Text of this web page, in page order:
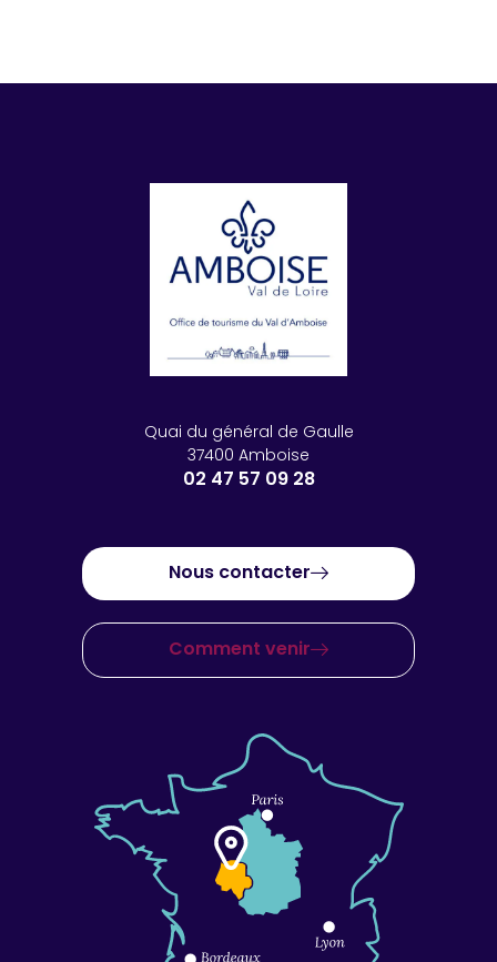
Quai du général de Gaulle
37400 Amboise
02 47 57 09 28
Nous contacter
Comment venir